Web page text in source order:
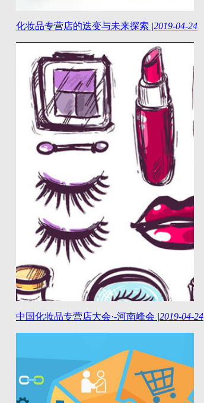
化妆品专营店的迭变与未来探索 |2019-04-24
中国化妆品专营店大会·-河南峰会 |2019-04-24